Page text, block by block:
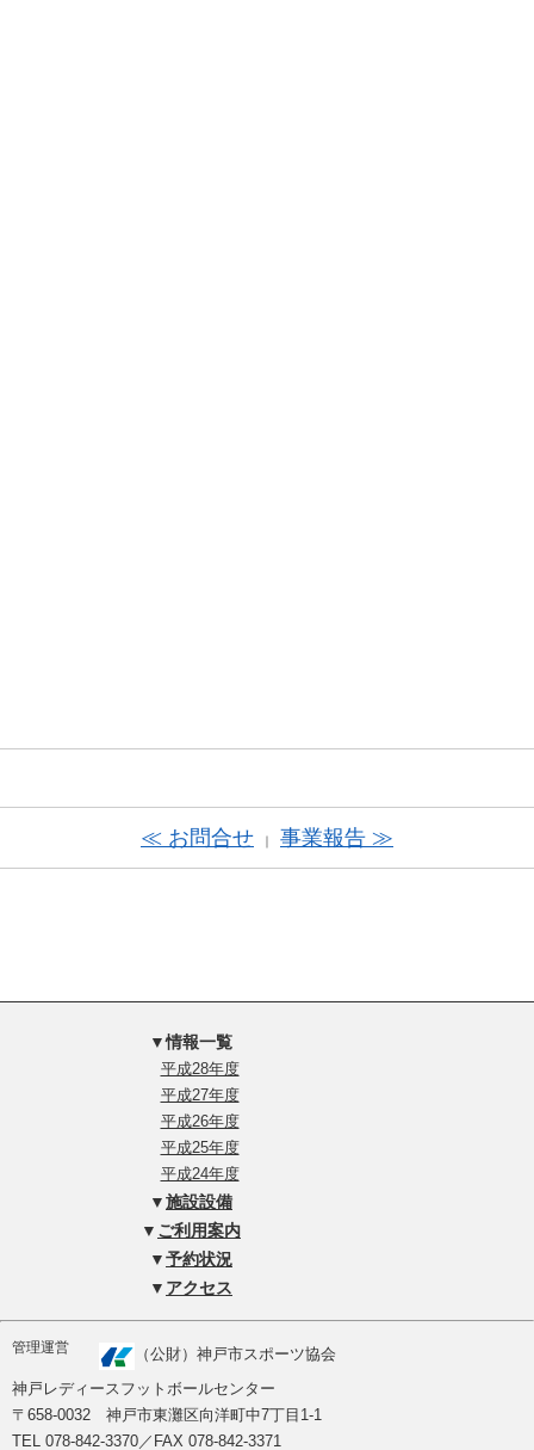
≪ お問合せ 事業報告 ≫
▼情報一覧
平成28年度
平成27年度
平成26年度
平成25年度
平成24年度
▼施設設備
▼ ご利用案内
▼予約状況
▼ アクセス
管理運営 （公財）神戸市スポーツ協会
神戸レディースフットボールセンター
〒658-0032 神戸市東灘区向洋町中7丁目1-1
TEL 078-842-3370／FAX 078-842-3371